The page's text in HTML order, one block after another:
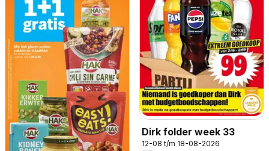
Dirk folder week 33
12-08 t/m 18-08-2026